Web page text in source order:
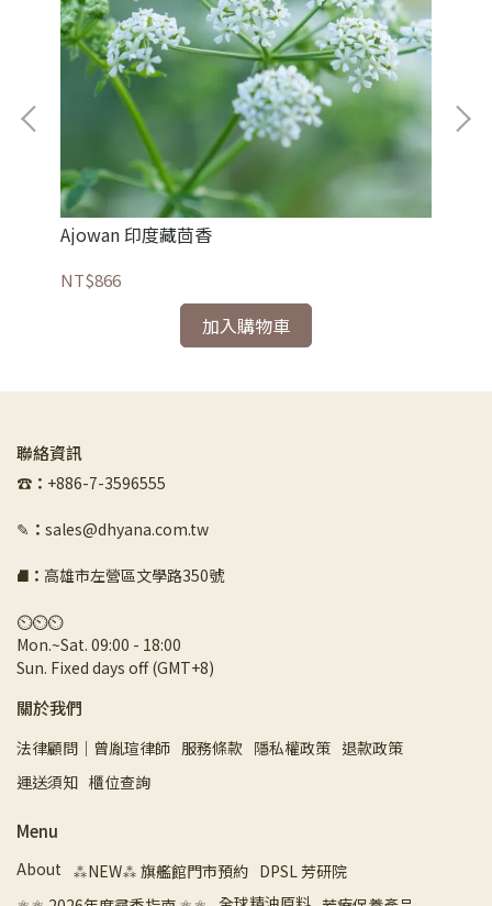
Ajowan 印度藏茴香
NT$866
加入購物車
聯絡資訊
☎︎ ： +886-7-3596555
✎ ： sales@dhyana.com.tw
⛘ ： 高雄市左營區文學路350號
⏲︎⏲︎⏲︎
Mon.~Sat. 09:00 - 18:00
Sun. Fixed days off (GMT+8)
關於我們
法律顧問｜曾胤瑄律師 服務條款 隱私權政策 退款政策
運送須知 櫃位查詢
Menu
About ⁂NEW⁂ 旗艦館門市預約 DPSL 芳研院